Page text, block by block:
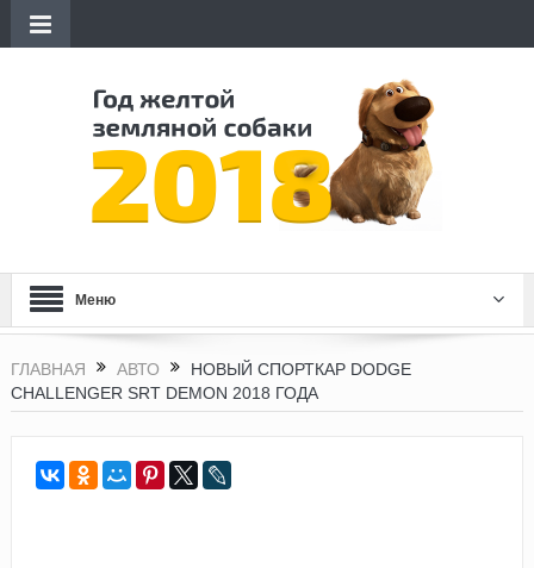
Меню
ГЛАВНАЯ АВТО
НОВЫЙ СПОРТКАР DODGE
CHALLENGER SRT DEMON 2018 ГОДА